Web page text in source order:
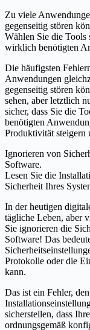
Zu viele
gegenseitig stören
Wählen Sie die Tools
wirklich benötigten
Die häufigsten
Anwendungen
gegenseitig stören
sehen, aber letztlich
sicher, dass Sie die
benötigten
Produktivität steigern
Ignorieren von
Software.
Lesen Sie die
Sicherheit Ihres
In der heutigen
tägliche Leben, aber
Sie ignorieren die
Software! Das
Protokolle oder die
kann.
Das ist ein Fehler,
sicherstellen, dass
ordnungsgemäß